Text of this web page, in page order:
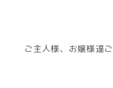
ご主人様、お嬢様達